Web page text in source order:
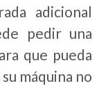
adicional
pedir una
que pueda
máquina no